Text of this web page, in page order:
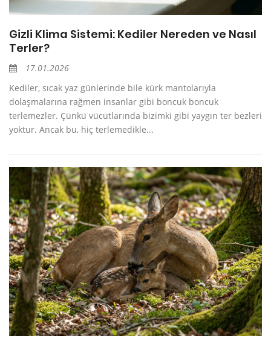
Gizli Klima Sistemi: Kediler Nereden ve Nasıl
Terler?
17.01.2026
Kediler, sıcak yaz günlerinde bile kürk mantolarıyla
dolaşmalarına rağmen insanlar gibi boncuk boncuk
terlemezler. Çünkü vücutlarında bizimki gibi yaygın ter bezleri
yoktur. Ancak bu, hiç terlemedikle...